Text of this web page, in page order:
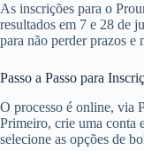
As inscrições para o
resultados em 7 e 28 de
para não perder prazos e
Passo a Passo para
O processo é online, via
Primeiro, crie uma conta
selecione as opções de